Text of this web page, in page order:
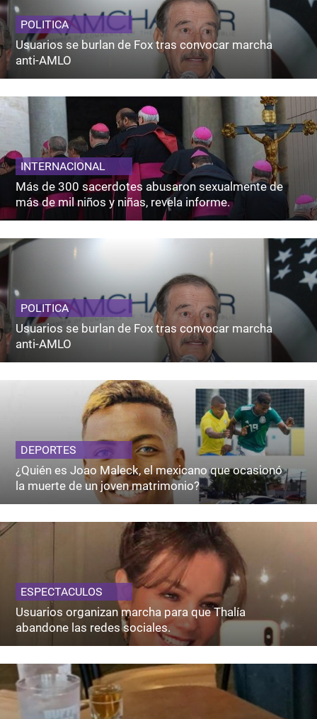
POLITICA
Usuarios se burlan de Fox tras convocar marcha
anti-AMLO
INTERNACIONAL
Más de 300 sacerdotes abusaron sexualmente de
más de mil niños y niñas, revela informe.
POLITICA
Usuarios se burlan de Fox tras convocar marcha
anti-AMLO
DEPORTES
¿Quién es Joao Maleck, el mexicano que ocasionó
la muerte de un joven matrimonio?
ESPECTACULOS
Usuarios organizan marcha para que Thalía
abandone las redes sociales.